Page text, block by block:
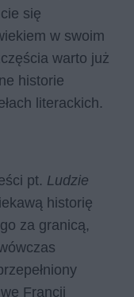
się
w swoim
warto już
historie
literackich.
pt. Ludzie
historię
za granicą,
Francji